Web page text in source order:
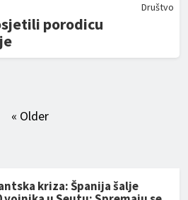
Društvo
porodicu
« Older
kriza: Španija šalje